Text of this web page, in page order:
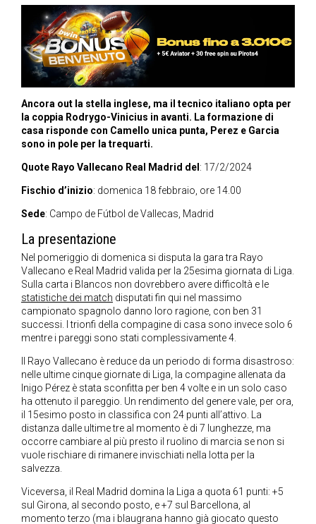
Ancora out la stella inglese, ma il tecnico italiano opta per
la coppia Rodrygo-Vinicius in avanti. La formazione di
casa risponde con Camello unica punta, Perez e Garcia
sono in pole per la trequarti.
Quote Rayo Vallecano Real Madrid del : 17/2/2024
Fischio d’inizio: domenica 18 febbraio, ore 14.00
Sede: Campo de Fútbol de Vallecas, Madrid
La presentazione
Nel pomeriggio di domenica si disputa la gara tra Rayo
Vallecano e Real Madrid valida per la 25esima giornata di Liga.
Sulla carta i Blancos non dovrebbero avere difficoltà e le
statistiche dei match disputati fin qui nel massimo
campionato spagnolo danno loro ragione, con ben 31
successi. I trionfi della compagine di casa sono invece solo 6
mentre i pareggi sono stati complessivamente 4.
Il Rayo Vallecano è reduce da un periodo di forma disastroso:
nelle ultime cinque giornate di Liga, la compagine allenata da
Inigo Pérez è stata sconfitta per ben 4 volte e in un solo caso
ha ottenuto il pareggio. Un rendimento del genere vale, per ora,
il 15esimo posto in classifica con 24 punti all’attivo. La
distanza dalle ultime tre al momento è di 7 lunghezze, ma
occorre cambiare al più presto il ruolino di marcia se non si
vuole rischiare di rimanere invischiati nella lotta per la
salvezza.
Viceversa, il Real Madrid domina la Liga a quota 61 punti: +5
sul Girona, al secondo posto, e +7 sul Barcellona, al
momento terzo (ma i blaugrana hanno già giocato questo